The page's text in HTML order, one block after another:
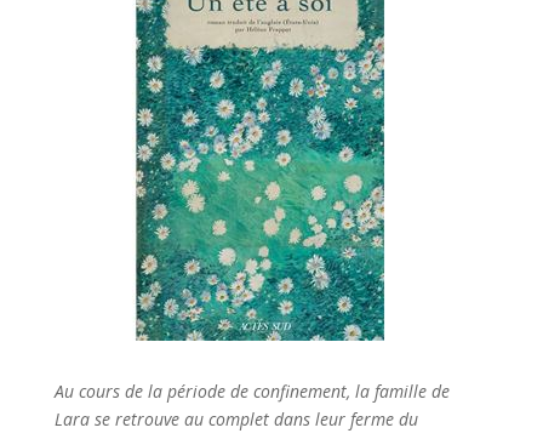
Au cours de la période de confinement, la famille de
Lara se retrouve au complet dans leur ferme du